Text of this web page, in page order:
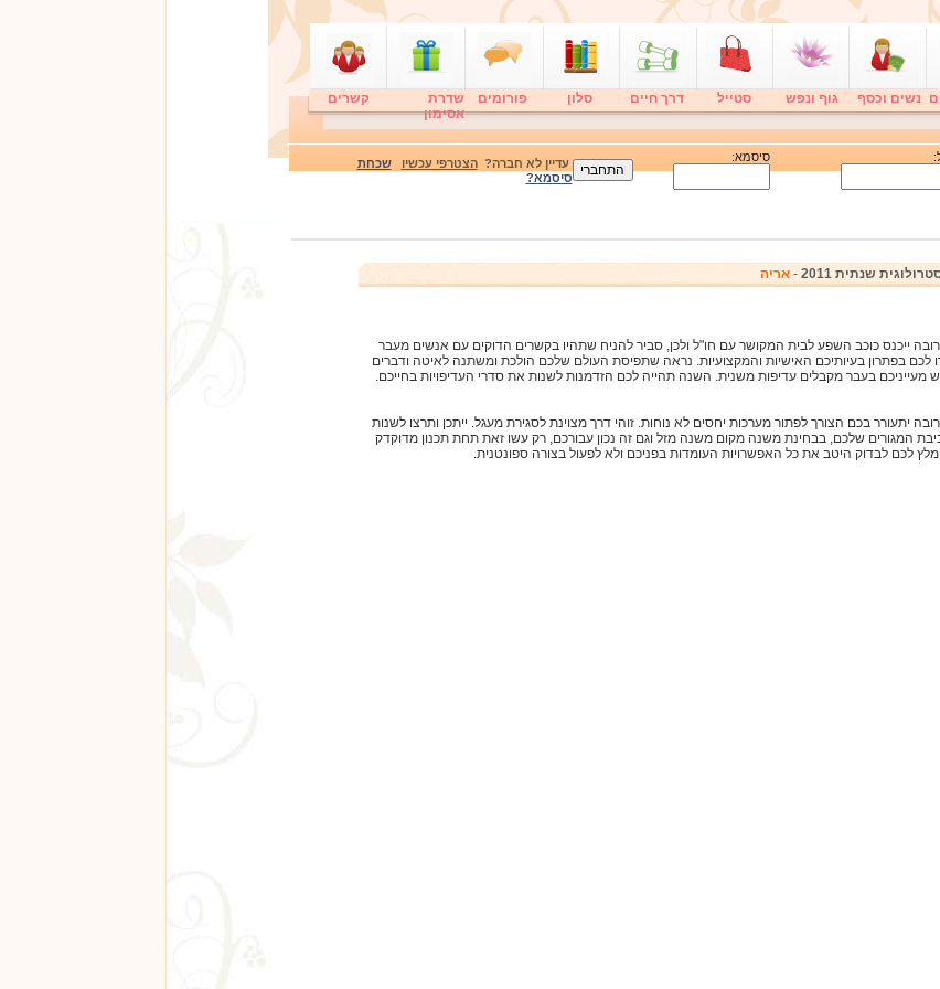
נשים וכסף גוף ונפש סטייל דרך חיים סלון פורומים
שדרת
אסימון
קשרים
סיסמא: עדיין לא חברה?הצטרפי עכשיו
שכחת
סיסמא?
שנתית 2011 -אריה
ייכנס כוכב השפע לבית המקושר עם חו"ל ולכן, סביר להניח שתהיו בקשרים הדוקים עם אנשים מעבר
לכם בפתרון בעיותיכם האישיות והמקצועיות. נראה שתפיסת העולם שלכם הולכת ומשתנה לאיטה ודברים
מעייניכם בעבר מקבלים עדיפות משנית. השנה תהייה לכם הזדמנות לשנות את סדרי העדיפויות בחייכם.
יתעורר בכם הצורך לפתור מערכות יחסים לא נוחות. זוהי דרך מצוינת לסגירת מעגל. ייתכן ותרצו לשנות
המגורים שלכם, בבחינת משנה מקום משנה מזל וגם זה נכון עבורכם, רק עשו זאת תחת תכנון מדוקדק
לכם לבדוק היטב את כל האפשרויות העומדות בפניכם ולא לפעול בצורה ספונטנית.